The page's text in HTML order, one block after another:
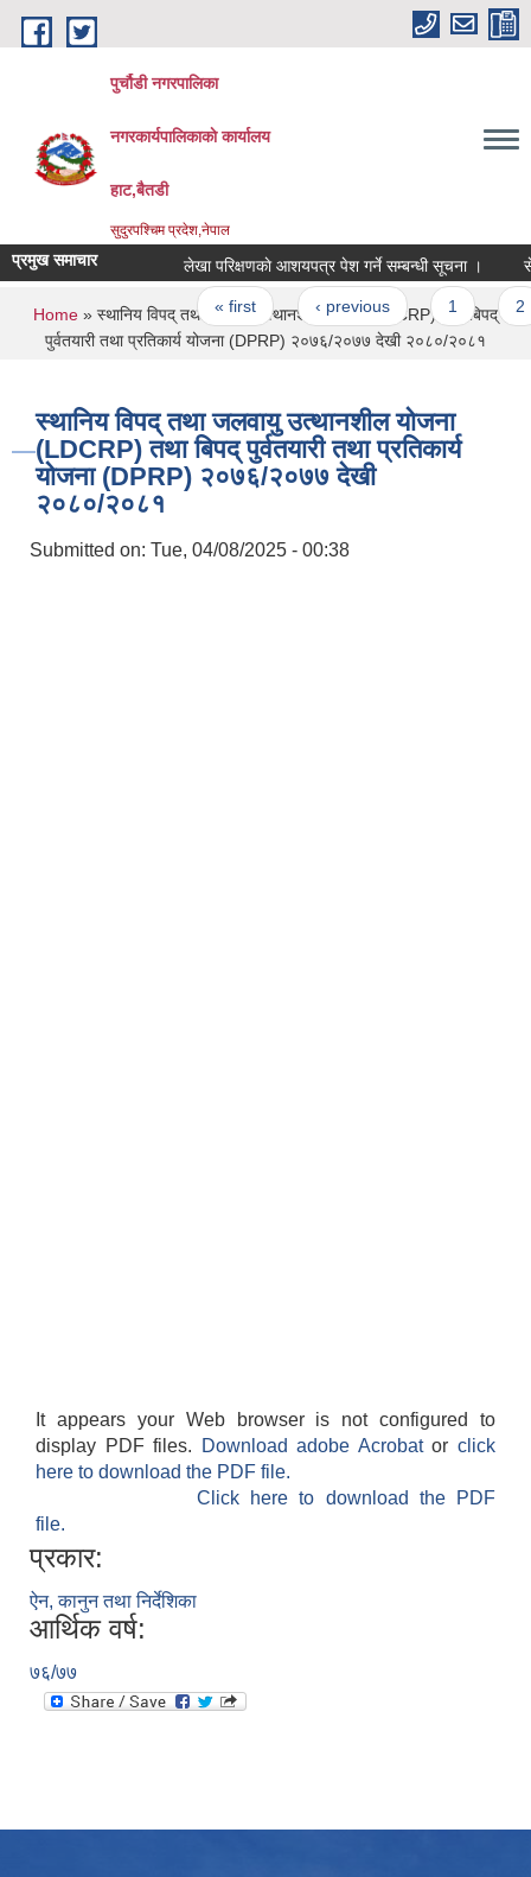
Skip to main content
पुर्चौडी नगरपालिका
नगरकार्यपालिकाकाे कार्यालय
हाट,बैतडी
सुदुरपश्चिम प्रदेश,नेपाल
प्रमुख समाचार लेखा परिक्षणकाे आशयपत्र पेश गर्ने सम्बन्धी सूचना ।
Pages
« first ‹ previous 1 2
You are here
Home » स्थानिय विपद् तथा जलवायु उत्थानशील योजना (LDCRP) तथा बिपद्
पुर्वतयारी तथा प्रतिकार्य योजना (DPRP) २०७६/२०७७ देखी २०८०/२०८१
स्थानिय विपद् तथा जलवायु उत्थानशील योजना
(LDCRP) तथा बिपद् पुर्वतयारी तथा प्रतिकार्य
योजना (DPRP) २०७६/२०७७ देखी
२०८०/२०८१
Submitted on: Tue, 04/08/2025 - 00:38
It appears your Web browser is not configured to
display PDF files.
Download adobe Acrobatorclick
here to download the PDF file.
Click here to download the PDF
file.
प्रकार:
ऐन, कानुन तथा निर्देशिका
आर्थिक वर्ष:
७६/७७